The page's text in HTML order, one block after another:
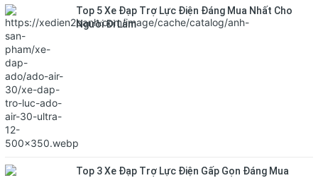
Top 5 Xe Đạp Trợ Lực Điện Đáng Mua Nhất Cho
Người Đi Làm
Top 3 Xe Đạp Trợ Lực Điện Gấp Gọn Đáng Mua